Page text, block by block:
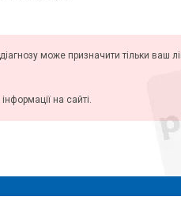
може призначити тільки ваш
на сайті.